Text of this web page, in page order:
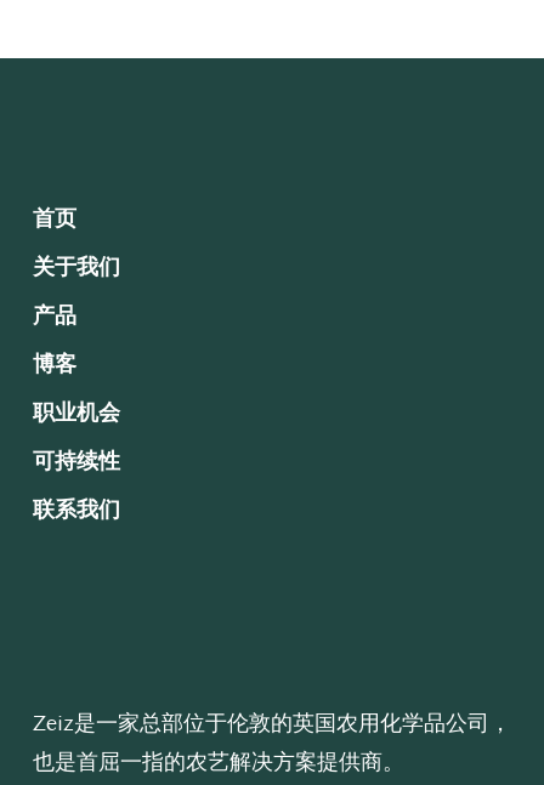
首页
关于我们
产品
博客
职业机会
可持续性
联系我们
Zeiz是一家总部位于伦敦的英国农用化学品公司，
也是首屈一指的农艺解决方案提供商。